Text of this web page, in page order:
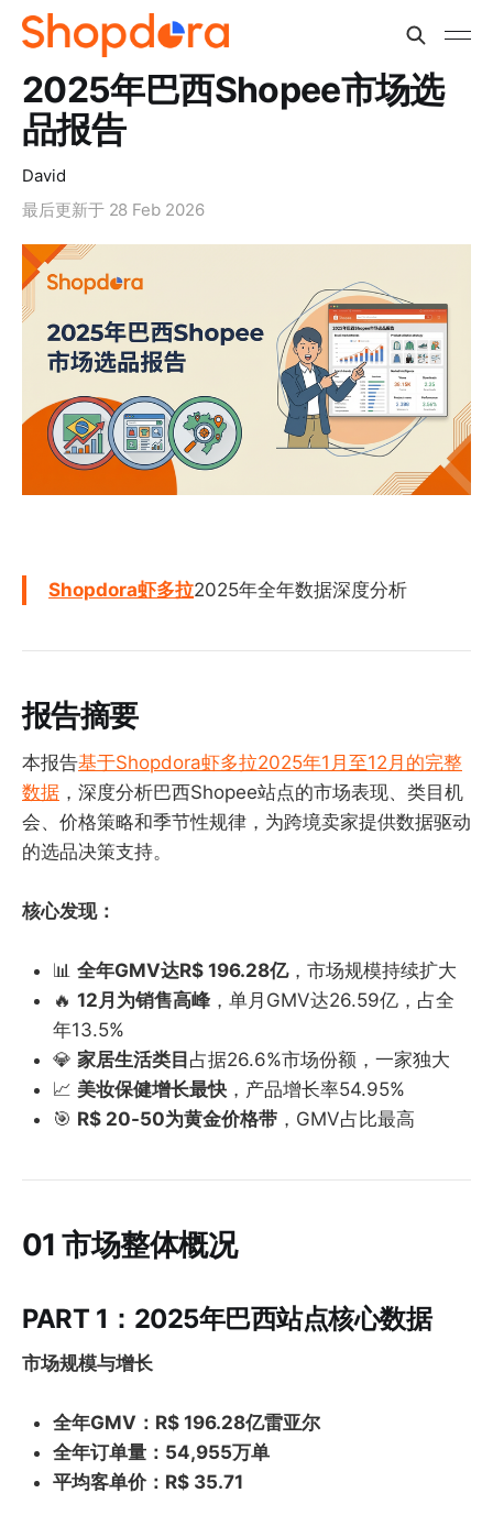
2025年巴西Shopee市场选
品报告
David
最后更新于 28 Feb 2026
Shopdora虾多拉2025年全年数据深度分析
报告摘要
本报告基于Shopdora虾多拉2025年1月至12月的完整
数据 ，深度分析巴西Shopee站点的市场表现、类目机
会、价格策略和季节性规律，为跨境卖家提供数据驱动
的选品决策支持。
核心发现：
📊 全年GMV达R$ 196.28亿，市场规模持续扩大
🔥 12月为销售高峰，单月GMV达26.59亿，占全
年13.5%
💎 家居生活类目 占据26.6%市场份额，一家独大
📈 美妆保健增长最快 ，产品增长率54.95%
🎯 R$ 20-50为黄金价格带 ，GMV占比最高
01 市场整体概况
PART 1：2025年巴西站点核心数据
市场规模与增长
全年GMV：R$ 196.28亿雷亚尔
全年订单量：54,955万单
平均客单价：R$ 35.71